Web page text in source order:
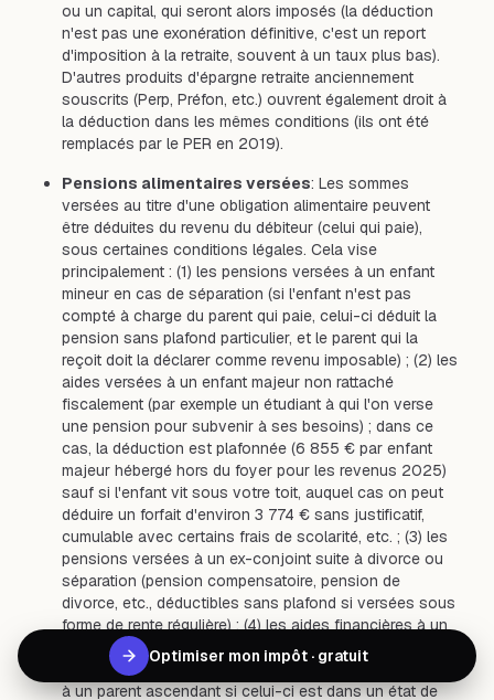
ou un capital, qui seront alors imposés (la déduction
n'est pas une exonération définitive, c'est un report
d'imposition à la retraite, souvent à un taux plus bas).
D'autres produits d'épargne retraite anciennement
souscrits (Perp, Préfon, etc.) ouvrent également droit à
la déduction dans les mêmes conditions (ils ont été
remplacés par le PER en 2019).
Pensions alimentaires versées: Les sommes
versées au titre d'une obligation alimentaire peuvent
être déduites du revenu du débiteur (celui qui paie),
sous certaines conditions légales. Cela vise
principalement : (1) les pensions versées à un enfant
mineur en cas de séparation (si l'enfant n'est pas
compté à charge du parent qui paie, celui-ci déduit la
pension sans plafond particulier, et le parent qui la
reçoit doit la déclarer comme revenu imposable) ; (2) les
aides versées à un enfant majeur non rattaché
fiscalement (par exemple un étudiant à qui l'on verse
une pension pour subvenir à ses besoins) ; dans ce
cas, la déduction est plafonnée (6 855 € par enfant
majeur hébergé hors du foyer pour les revenus 2025)
sauf si l'enfant vit sous votre toit, auquel cas on peut
déduire un forfait d'environ 3 774 € sans justificatif,
cumulable avec certains frais de scolarité, etc. ; (3) les
pensions versées à un ex-conjoint suite à divorce ou
séparation (pension compensatoire, pension de
divorce, etc., déductibles sans plafond si versées sous
forme de rente régulière) ; (4) les aides financières à un
ascendant (parent ou grand-parent) dans le besoin : on
peut déduire, sans plafond strict, les sommes versées
à un parent ascendant si celui-ci est dans un état de
Optimiser mon impôt · gratuit